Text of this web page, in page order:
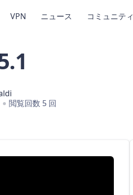
VPN ニュース コミュニティ
閲覧回数 5 回